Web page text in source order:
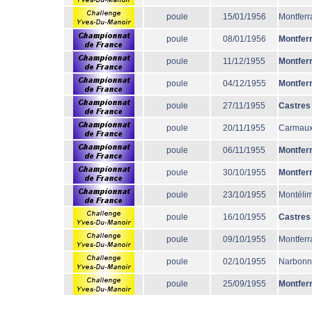
poule 15/01/1956
poule 08/01/1956
poule 11/12/1955
poule 04/12/1955
poule 27/11/1955 Castres
poule 20/11/1955
poule 06/11/1955
poule 30/10/1955
poule 23/10/1955
poule 16/10/1955 Castres
poule 09/10/1955
poule 02/10/1955
poule 25/09/1955